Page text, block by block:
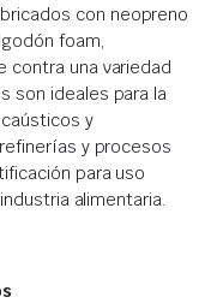
con neopreno
foam,
contra una variedad
son ideales para la
y
y procesos
para uso
alimentaria.